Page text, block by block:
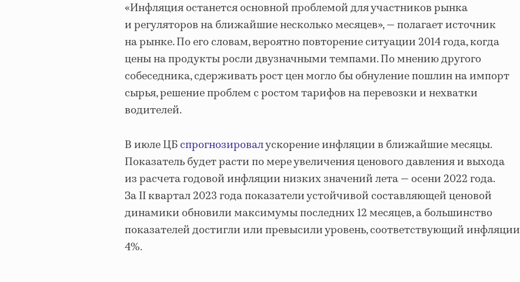
«Инфляция останется основной проблемой для участников рынка
и регуляторов на ближайшие несколько месяцев», — полагает источник
на рынке. По его словам, вероятно повторение ситуации 2014 года, когда
цены на продукты росли двузначными темпами. По мнению другого
собеседника, сдерживать рост цен могло бы обнуление пошлин на импорт
сырья, решение проблем с ростом тарифов на перевозки и нехватки
водителей.
В июле ЦБспрогнозировалускорение инфляции в ближайшие месяцы.
Показатель будет расти по мере увеличения ценового давления и выхода
из расчета годовой инфляции низких значений лета — осени 2022 года.
За II квартал 2023 года показатели устойчивой составляющей ценовой
динамики обновили максимумы последних 12 месяцев, а большинство
показателей достигли или превысили уровень, соответствующий инфляции
4%.